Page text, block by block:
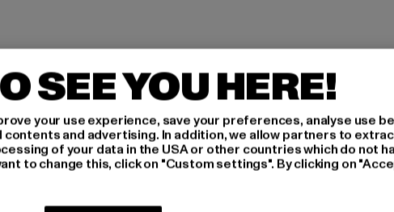
AN,
SEE YOU HERE!
your use experience, save your preferences, analyse use
and advertising. In addition, we allow partners to
of your data in the USA or other countries which do not
to change this, click on "Custom settings". By clicking on